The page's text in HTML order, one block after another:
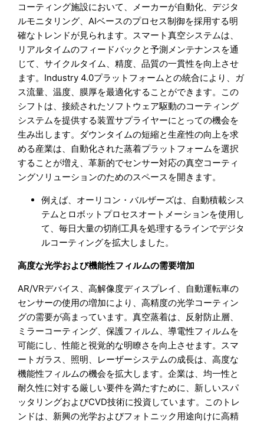
コーティング施設において、メーカーが自動化、デジタ
ルモニタリング、AIベースのプロセス制御を採用する明
確なトレンドが見られます。スマート真空システムは、
リアルタイムのフィードバックと予測メンテナンスを通
じて、サイクルタイム、精度、品質の一貫性を向上させ
ます。Industry 4.0プラットフォームとの統合により、ガ
ス流量、温度、膜厚を最適化することができます。この
シフトは、接続されたソフトウェア駆動のコーティング
システムを提供する装置サプライヤーにとっての機会を
生み出します。ダウンタイムの短縮と生産性の向上を求
める産業は、自動化された蒸着プラットフォームを選択
することが増え、革新的でセンサー対応の真空コーティ
ングソリューションのためのスペースを開きます。
例えば、オーリコン・バルザーズは、自動積載シス
テムとロボットプロセスオートメーションを使用し
て、毎日大量の切削工具を処理するラインでデジタ
ルコーティングを拡大しました。
高度な光学および機能性フィルムの需要増加
AR/VRデバイス、高解像度ディスプレイ、自動運転車の
センサーの使用の増加により、高精度の光学コーティン
グの需要が高まっています。真空蒸着は、反射防止層、
ミラーコーティング、保護フィルム、導電性フィルムを
可能にし、性能と視覚的な明瞭さを向上させます。スマ
ートガラス、照明、レーザーシステムの成長は、高度な
機能性フィルムの機会を拡大します。企業は、均一性と
耐久性に対する厳しい要件を満たすために、新しいスパ
ッタリングおよびCVD技術に投資しています。このトレ
ンドは、新興の光学およびフォトニック用途向けに高精